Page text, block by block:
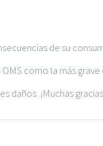
de su
como la más
daños. ¡Muchas